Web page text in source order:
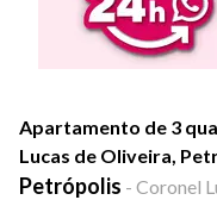
Apartamento de 3
Lucas de Oliveira,
Petrópolis - Coronel